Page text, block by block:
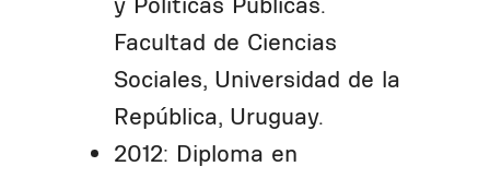
Facultad de Ciencias
Sociales, Universidad de la
República, Uruguay.
2012: Diploma en